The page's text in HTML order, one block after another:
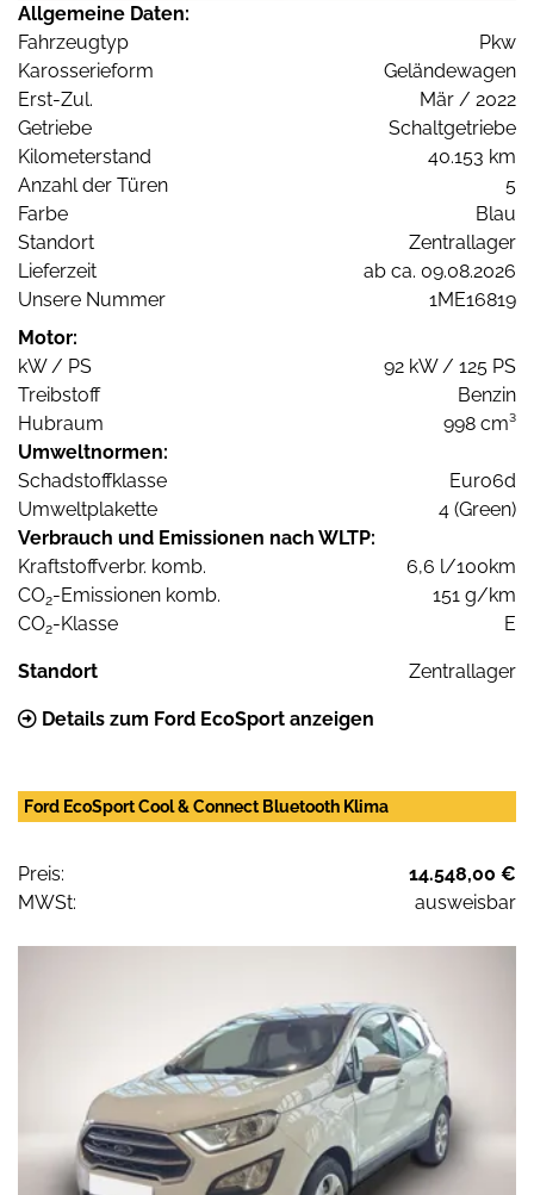
Allgemeine Daten:
Fahrzeugtyp
Pkw
Karosserieform
Geländewagen
Erst-Zul.
Mär / 2022
Getriebe
Schaltgetriebe
Kilometerstand
40.153 km
Anzahl der Türen
5
Farbe
Blau
Standort
Zentrallager
Lieferzeit
ab ca. 09.08.2026
Unsere Nummer
1ME16819
Motor:
kW / PS
92 kW / 125 PS
Treibstoff
Benzin
Hubraum
998 cm³
Umweltnormen:
Schadstoffklasse
Euro6d
Umweltplakette
4 (Green)
Verbrauch und Emissionen nach WLTP:
Kraftstoffverbr. komb.
6,6 l/100km
CO2-Emissionen komb.
151 g/km
CO2-Klasse E
Standort Zentrallager
Details zum Ford EcoSport anzeigen
Ford EcoSport Cool & Connect Bluetooth Klima
Preis:
14.548,00 €
MWSt:
ausweisbar